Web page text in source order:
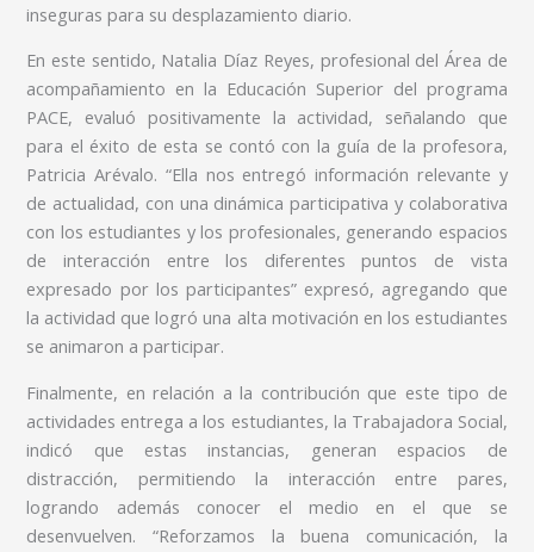
inseguras para su desplazamiento diario.
En este sentido, Natalia Díaz Reyes, profesional del Área de
acompañamiento en la Educación Superior del programa
PACE, evaluó positivamente la actividad, señalando que
para el éxito de esta se contó con la guía de la profesora,
Patricia Arévalo. “Ella nos entregó información relevante y
de actualidad, con una dinámica participativa y colaborativa
con los estudiantes y los profesionales, generando espacios
de interacción entre los diferentes puntos de vista
expresado por los participantes” expresó, agregando que
la actividad que logró una alta motivación en los estudiantes
se animaron a participar.
Finalmente, en relación a la contribución que este tipo de
actividades entrega a los estudiantes, la Trabajadora Social,
indicó que estas instancias, generan espacios de
distracción, permitiendo la interacción entre pares,
logrando además conocer el medio en el que se
desenvuelven. “Reforzamos la buena comunicación, la